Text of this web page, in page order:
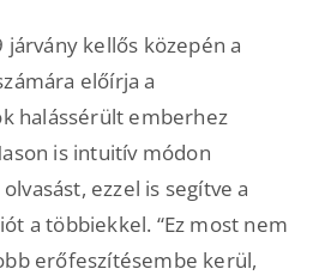
járvány kellős közepén a
előírja a
halássérült emberhez
is intuitív módon
ezzel is segítve a
a többiekkel. “Ez most nem
erőfeszítésembe kerül,